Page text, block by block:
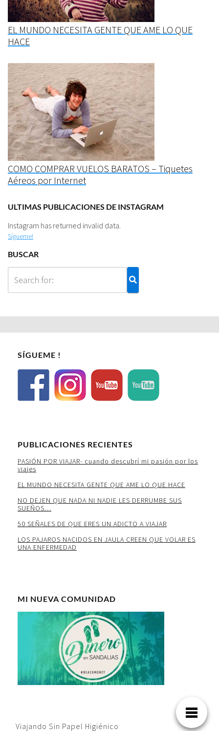
EL MUNDO NECESITA GENTE QUE AME LO QUE
HACE
COMO COMPRAR VUELOS BARATOS – Tiquetes
Aéreos por Internet
ULTIMAS PUBLICACIONES DE INSTAGRAM
Instagram has returned invalid data.
Sígueme!
BUSCAR
SÍGUEME !
PUBLICACIONES RECIENTES
PASIÓN POR VIAJAR- cuando descubrí mi pasión por los
viajes
EL MUNDO NECESITA GENTE QUE AME LO QUE HACE
NO DEJEN QUE NADA NI NADIE LES DERRUMBE SUS
SUEÑOS…
50 SEÑALES DE QUE ERES UN ADICTO A VIAJAR
LOS PAJAROS NACIDOS EN JAULA CREEN QUE VOLAR ES
UNA ENFERMEDAD
MI NUEVA COMUNIDAD
Viajando Sin Papel Higiénico